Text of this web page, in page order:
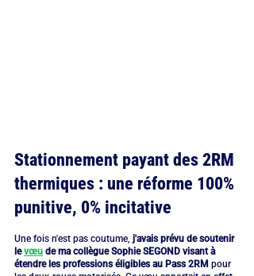
Stationnement payant des 2RM
thermiques : une réforme 100%
punitive, 0% incitative
Une fois n'est pas coutume, j'avais prévu de soutenir
le vœu de ma collègue Sophie SEGOND visant à
étendre les professions éligibles au Pass 2RM pour